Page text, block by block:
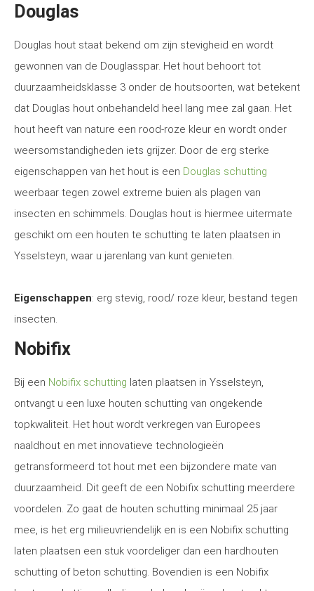
Douglas
Douglas hout staat bekend om zijn stevigheid en wordt
gewonnen van de Douglasspar. Het hout behoort tot
duurzaamheidsklasse 3 onder de houtsoorten, wat betekent
dat Douglas hout onbehandeld heel lang mee zal gaan. Het
hout heeft van nature een rood-roze kleur en wordt onder
weersomstandigheden iets grijzer. Door de erg sterke
eigenschappen van het hout is een Douglas schutting
weerbaar tegen zowel extreme buien als plagen van
insecten en schimmels. Douglas hout is hiermee uitermate
geschikt om een houten te schutting te laten plaatsen in
Ysselsteyn, waar u jarenlang van kunt genieten.
Eigenschappen: erg stevig, rood/ roze kleur, bestand tegen
insecten.
Nobifix
Bij een Nobifix schutting laten plaatsen in Ysselsteyn,
ontvangt u een luxe houten schutting van ongekende
topkwaliteit. Het hout wordt verkregen van Europees
naaldhout en met innovatieve technologieën
getransformeerd tot hout met een bijzondere mate van
duurzaamheid. Dit geeft de een Nobifix schutting meerdere
voordelen. Zo gaat de houten schutting minimaal 25 jaar
mee, is het erg milieuvriendelijk en is een Nobifix schutting
laten plaatsen een stuk voordeliger dan een hardhouten
schutting of beton schutting. Bovendien is een Nobifix